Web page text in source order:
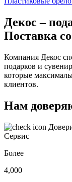
Декос –
Поставка
Компания Декос
подарков и
которые
клиентов.
Нам
Сервис
Более
4,000